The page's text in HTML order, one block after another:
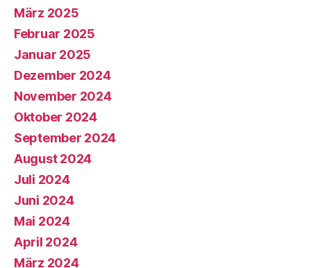
März 2025
Februar 2025
Januar 2025
Dezember 2024
November 2024
Oktober 2024
September 2024
August 2024
Juli 2024
Juni 2024
Mai 2024
April 2024
März 2024